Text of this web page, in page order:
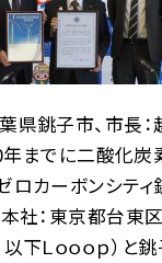
県銚子市、市長
までに二酸化炭
ロカーボンシティ
本社：東京都台東
下Ｌｏｏｏｐ）